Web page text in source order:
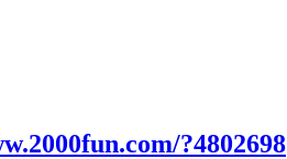
?4802698